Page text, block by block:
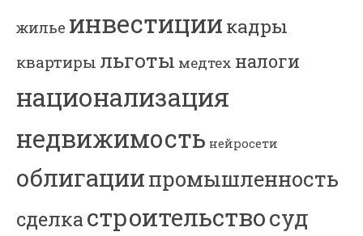
жилье инвестиции кадры
квартиры льготы медтех налоги
национализация
недвижимость нейросети
облигациипромышленность
сделкастроительствосуд